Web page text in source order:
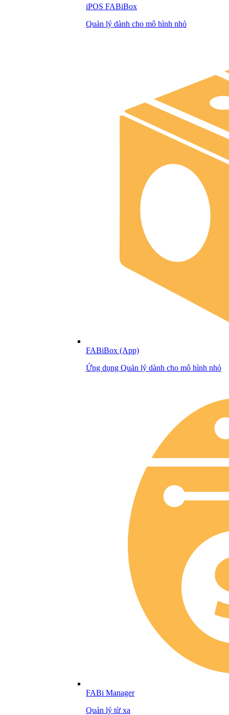
iPOS FABiBox
Quản lý dành cho mô hình nhỏ
FABiBox (App)
Ứng dụng Quản lý dành cho mô hình nhỏ
FABi Manager
Quản lý từ xa